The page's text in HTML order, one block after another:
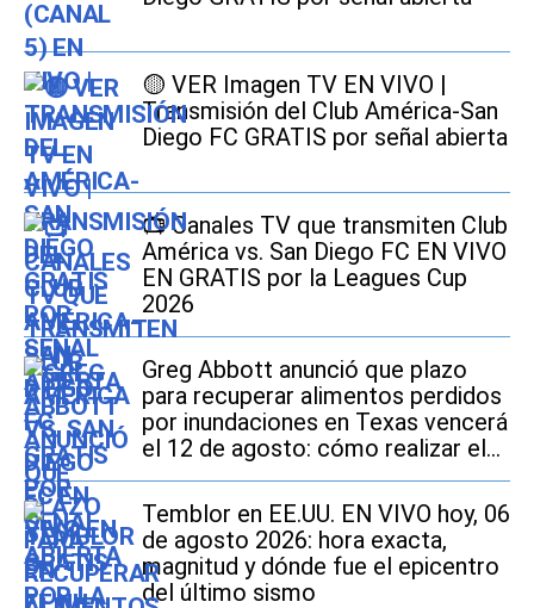
🟡 VER Imagen TV EN VIVO |
Transmisión del Club América-San
Diego FC GRATIS por señal abierta
📺 Canales TV que transmiten Club
América vs. San Diego FC EN VIVO
EN GRATIS por la Leagues Cup
2026
Greg Abbott anunció que plazo
para recuperar alimentos perdidos
por inundaciones en Texas vencerá
el 12 de agosto: cómo realizar el
trámite si soy beneficiario de
SNAP
Temblor en EE.UU. EN VIVO hoy, 06
de agosto 2026: hora exacta,
magnitud y dónde fue el epicentro
del último sismo